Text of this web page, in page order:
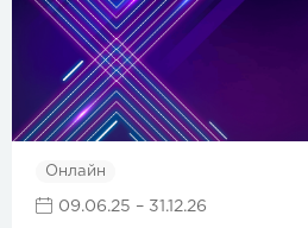
Онлайн
09.06.25 – 31.12.26